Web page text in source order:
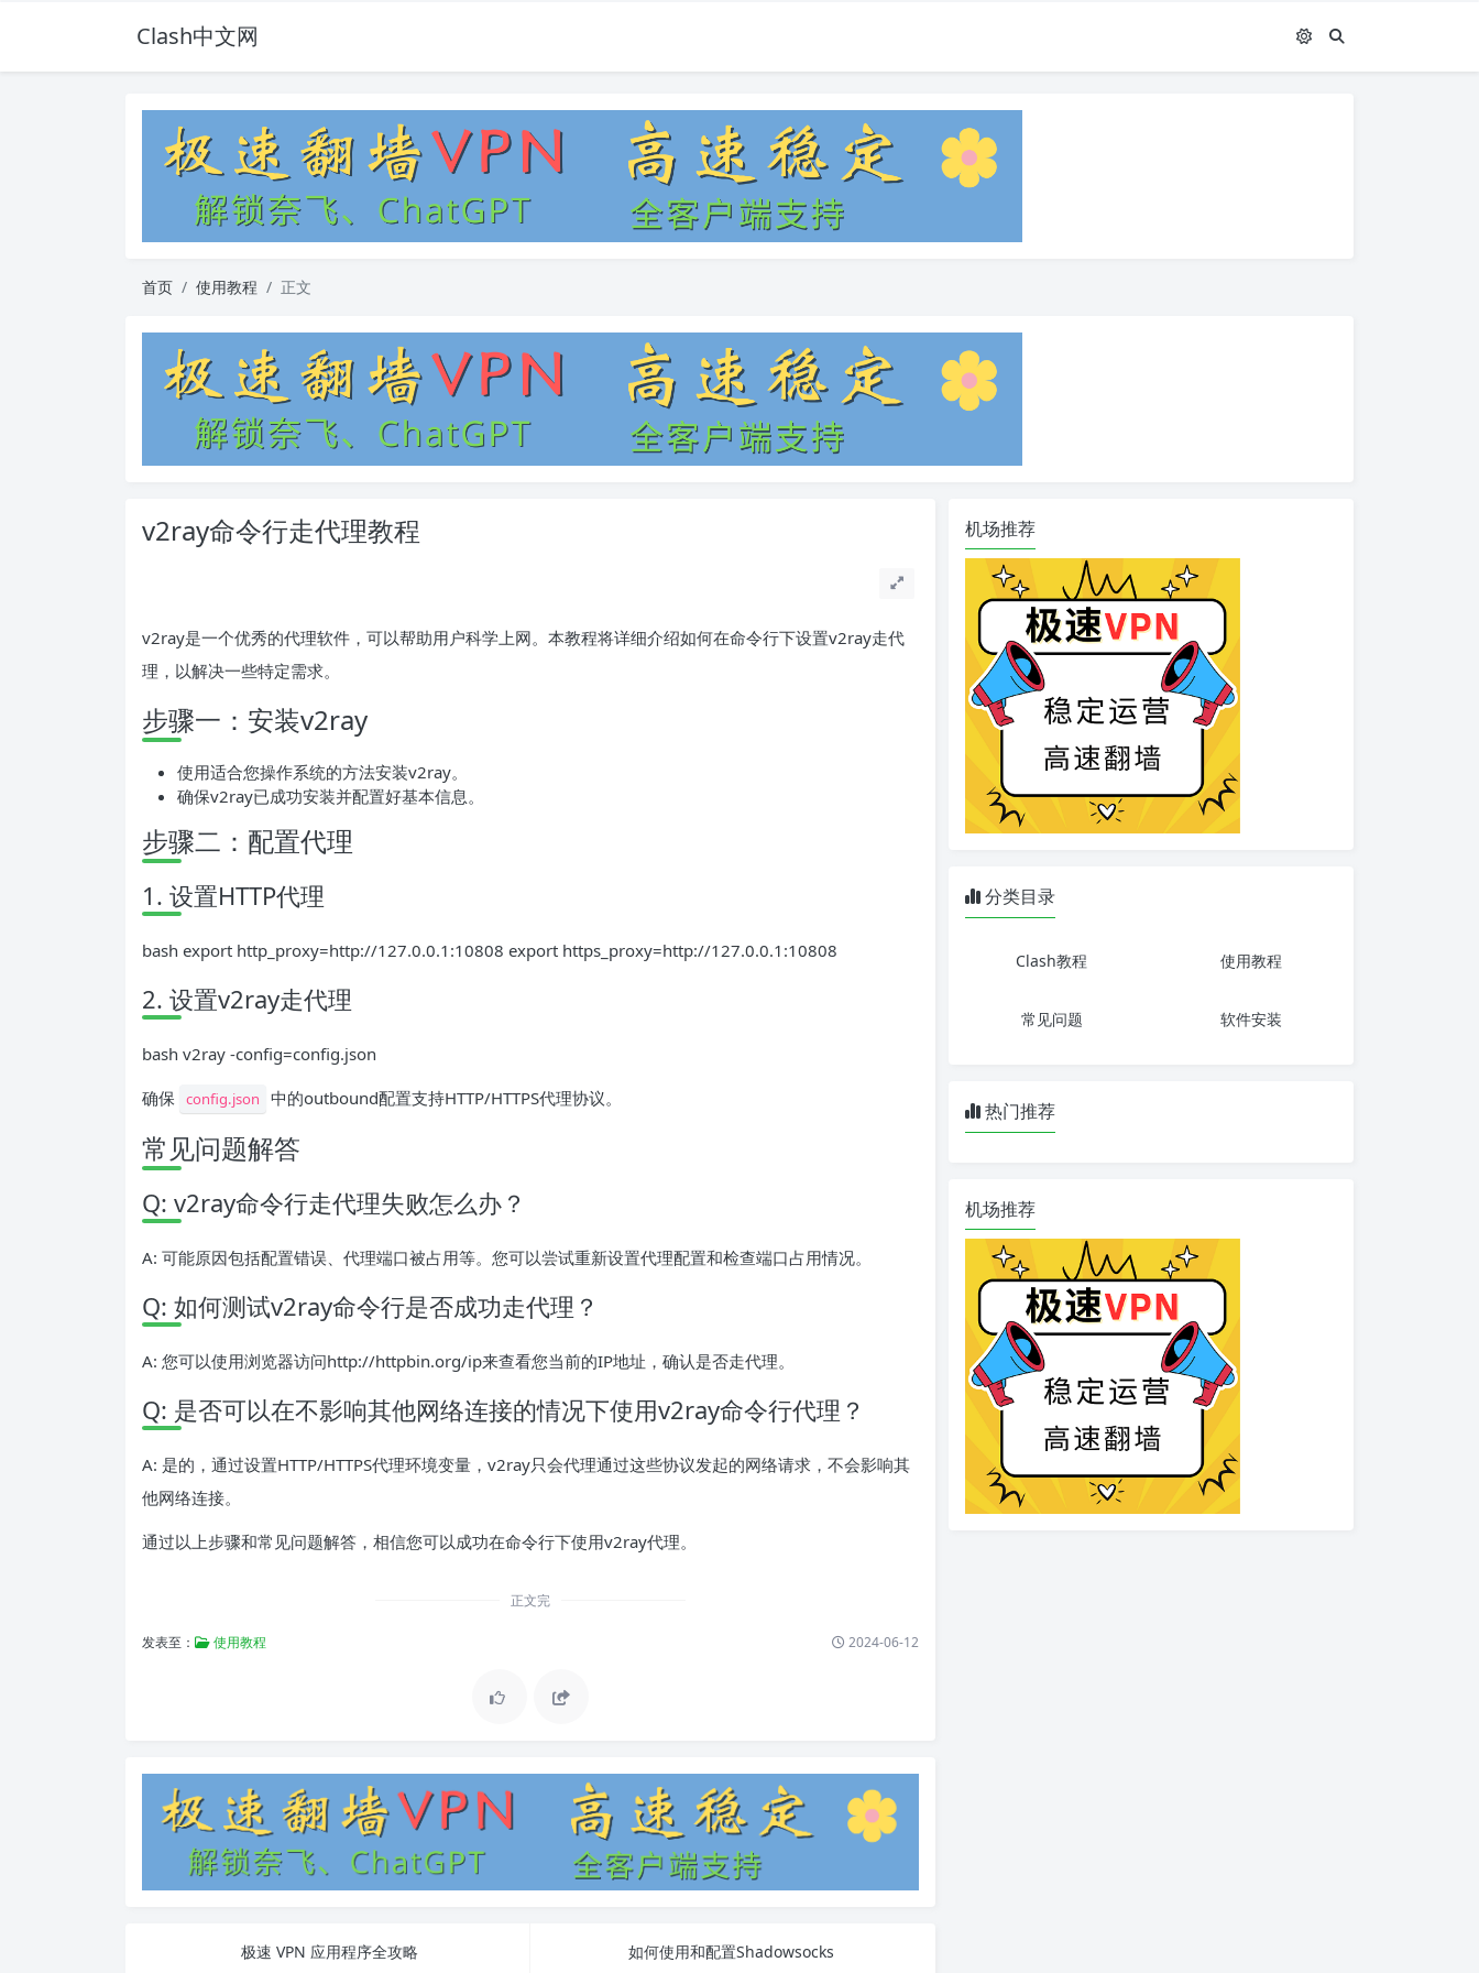
Clash中文网
首页 使用教程 正文
v2ray命令行走代理教程
v2ray是一个优秀的代理软件，可以帮助用户科学上网。本教程将详细介绍如何在命令行下设置v2ray走代
理，以解决一些特定需求。
步骤一：安装v2ray
使用适合您操作系统的方法安装v2ray。
确保v2ray已成功安装并配置好基本信息。
步骤二：配置代理
1. 设置HTTP代理
bash export http_proxy=http://127.0.0.1:10808 export https_proxy=http://127.0.0.1:10808
2. 设置v2ray走代理
bash v2ray -config=config.json
确保
config.json 中的outbound配置支持HTTP/HTTPS代理协议。
常见问题解答
Q: v2ray命令行走代理失败怎么办？
A: 可能原因包括配置错误、代理端口被占用等。您可以尝试重新设置代理配置和检查端口占用情况。
Q: 如何测试v2ray命令行是否成功走代理？
A: 您可以使用浏览器访问http://httpbin.org/ip来查看您当前的IP地址，确认是否走代理。
Q: 是否可以在不影响其他网络连接的情况下使用v2ray命令行代理？
A: 是的，通过设置HTTP/HTTPS代理环境变量，v2ray只会代理通过这些协议发起的网络请求，不会影响其
他网络连接。
通过以上步骤和常见问题解答，相信您可以成功在命令行下使用v2ray代理。
正文完
发表至： 使用教程 2024-06-12
极速 VPN 应用程序全攻略
如何使用和配置Shadowsocks
机场推荐
分类目录
Clash教程 使用教程
常见问题 软件安装
热门推荐
机场推荐